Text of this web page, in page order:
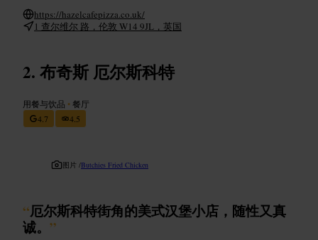
https://hazelcafepizza.co.uk/
1 查尔维尔 路，伦敦 W14 9JL，英国
布奇斯 厄尔斯科特
用餐与饮品 •餐厅
4.7
4.5
图片 /Butchies Fried Chicken
“厄尔斯科特街角的美式汉堡小店，随性又真
诚。 ”